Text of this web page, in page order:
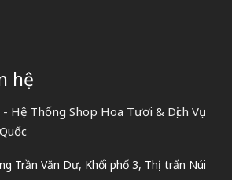
hệ
Hệ Thống Shop Hoa Tươi & Dịch Vụ
Trần Văn Dư, Khối phố 3, Thị trấn Núi